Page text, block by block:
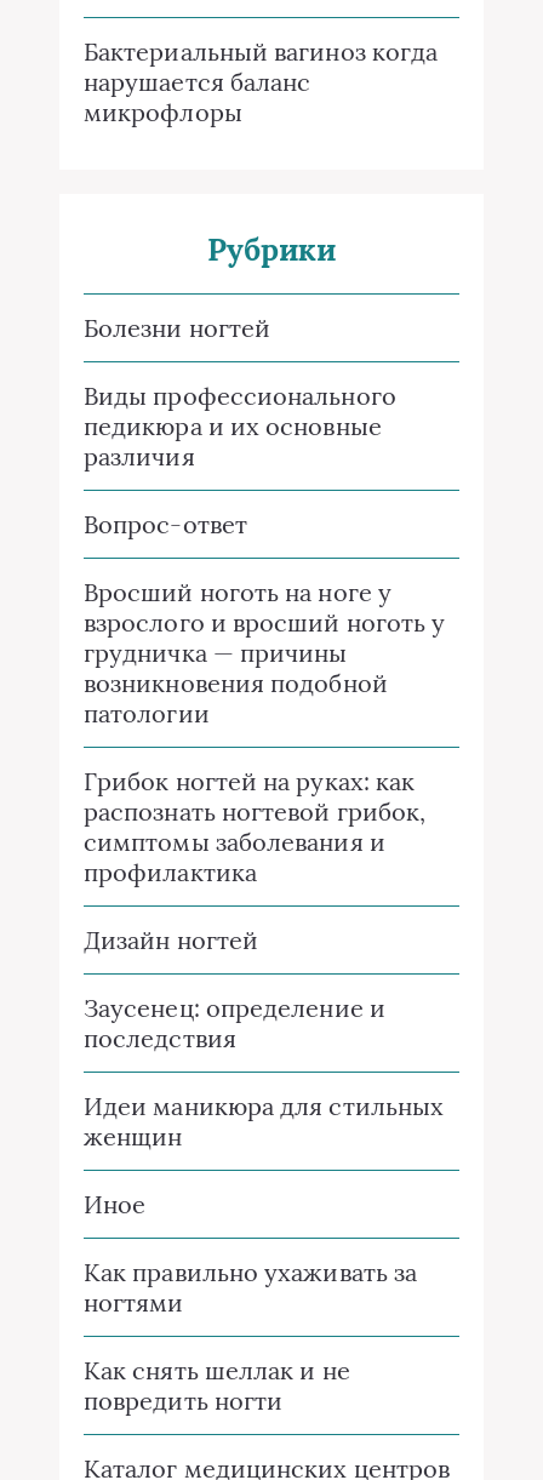
Бактериальный вагиноз когда
нарушается баланс
микрофлоры
Рубрики
Болезни ногтей
Виды профессионального
педикюра и их основные
различия
Вопрос-ответ
Вросший ноготь на ноге у
взрослого и вросший ноготь у
грудничка — причины
возникновения подобной
патологии
Грибок ногтей на руках: как
распознать ногтевой грибок,
симптомы заболевания и
профилактика
Дизайн ногтей
Заусенец: определение и
последствия
Идеи маникюра для стильных
женщин
Иное
Как правильно ухаживать за
ногтями
Как снять шеллак и не
повредить ногти
Каталог медицинских центров